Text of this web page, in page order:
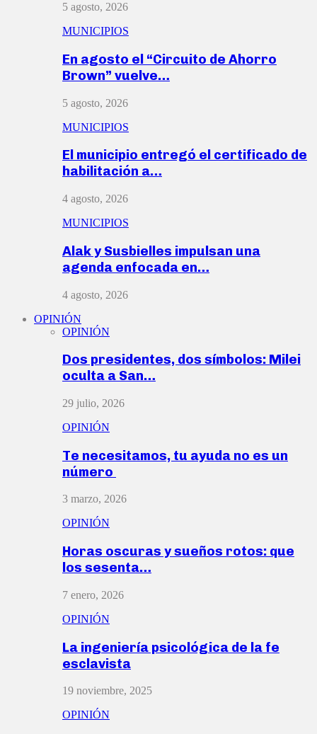
5 agosto, 2026
MUNICIPIOS
En agosto el “Circuito de Ahorro
Brown” vuelve…
5 agosto, 2026
MUNICIPIOS
El municipio entregó el certificado de
habilitación a…
4 agosto, 2026
MUNICIPIOS
Alak y Susbielles impulsan una
agenda enfocada en…
4 agosto, 2026
OPINIÓN
OPINIÓN
Dos presidentes, dos símbolos: Milei
oculta a San…
29 julio, 2026
OPINIÓN
Te necesitamos, tu ayuda no es un
número
3 marzo, 2026
OPINIÓN
Horas oscuras y sueños rotos: que
los sesenta…
7 enero, 2026
OPINIÓN
La ingeniería psicológica de la fe
esclavista
19 noviembre, 2025
OPINIÓN